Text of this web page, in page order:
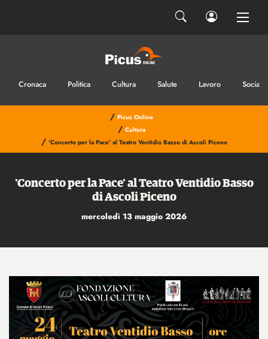
Cronaca Politica Cultura Salute Lavoro Sociale
/ Picus Online
/ Cultura
/ 'Concerto per la Pace' al Teatro Ventidio Basso di Ascoli Piceno
'Concerto per la Pace' al Teatro Ventidio Basso
di Ascoli Piceno
mercoledì 13 maggio 2026